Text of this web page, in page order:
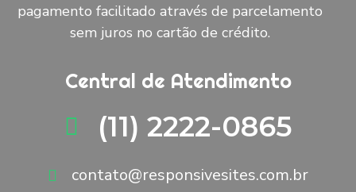
pagamento facilitado através de parcelamento
sem juros no cartão de crédito.
Central de Atendimento
(11) 2222-0865
contato@responsivesites.com.br